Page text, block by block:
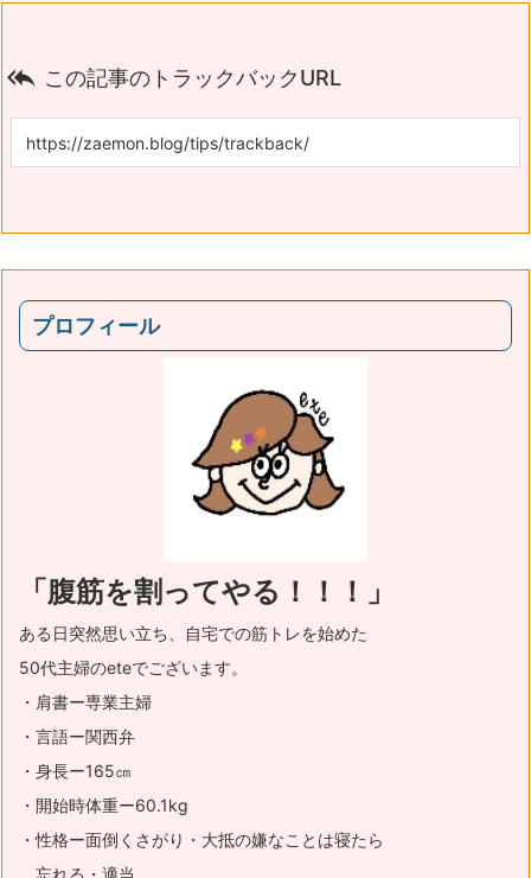
 この記事のトラックバックURL
プロフィール
「腹筋を割ってやる！！！」
ある日突然思い立ち、自宅での筋トレを始めた
50代主婦のeteでございます。
・肩書ー専業主婦
・言語ー関西弁
・身長ー165㎝
・開始時体重ー60.1kg
・性格ー面倒くさがり・大抵の嫌なことは寝たら
忘れる・適当